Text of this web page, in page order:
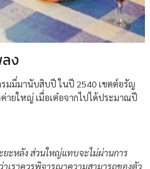
ง
มมี่มานับสิบปี ในปี 2540 เขตต์อรัญ
ายใหญ่ เมื่อเต๋อจากไปได้ประมาณปี
ยะหลัง ส่วนใหญ่แทบจะไม่ผ่านการ
เราควรพิจารณาความสามารถของตัว